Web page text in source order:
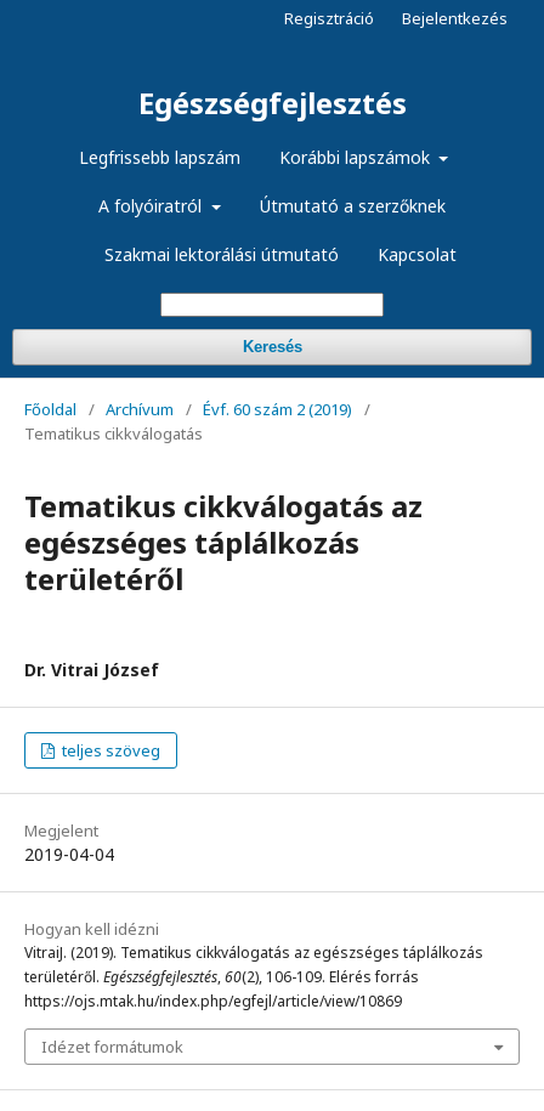
Egészségfejlesztés
Legfrissebb lapszám Korábbi lapszámok
A folyóiratról Útmutató a szerzőknek
Szakmai lektorálási útmutató Kapcsolat
Keresés
Regisztráció Bejelentkezés
Főoldal / Archívum / Évf. 60 szám 2 (2019)
/
Tematikus cikkválogatás
Tematikus cikkválogatás az
egészséges táplálkozás
területéről
Dr. Vitrai József
teljes szöveg
Megjelent
2019-04-04
Hogyan kell idézni
VitraiJ. (2019). Tematikus cikkválogatás az egészséges táplálkozás
területéről. Egészségfejlesztés,60(2), 106-109. Elérés forrás
https://ojs.mtak.hu/index.php/egfejl/article/view/10869
Idézet formátumok